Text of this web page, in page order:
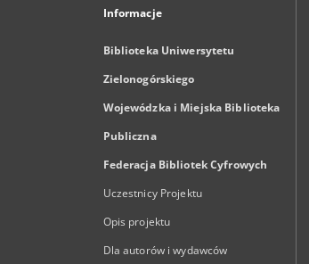
Informacje
Biblioteka Uniwersytetu
Zielonogórskiego
Wojewódzka i Miejska Biblioteka
Publiczna
Federacja Bibliotek Cyfrowych
Uczestnicy Projektu
Opis projektu
Dla autorów i wydawców